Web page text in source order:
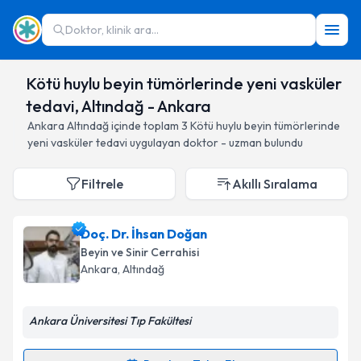
Doktor, klinik ara...
Kötü huylu beyin tümörlerinde yeni vasküler
tedavi, Altındağ - Ankara
Ankara Altındağiçinde toplam 3 Kötü huylu beyin tümörlerinde
yeni vasküler tedavi uygulayan doktor - uzman bulundu
Filtrele Akıllı Sıralama
Doç. Dr. İhsan Doğan
Beyin ve Sinir Cerrahisi
Ankara, Altındağ
Ankara Üniversitesi Tıp Fakültesi